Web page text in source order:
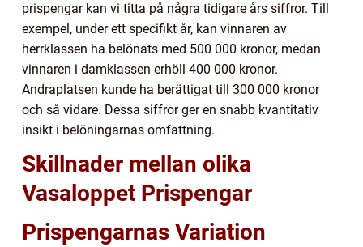
prispengar kan vi titta på några tidigare års siffror. Till
exempel, under ett specifikt år, kan vinnaren av
herrklassen ha belönats med 500 000 kronor, medan
vinnaren i damklassen erhöll 400 000 kronor.
Andraplatsen kunde ha berättigat till 300 000 kronor
och så vidare. Dessa siffror ger en snabb kvantitativ
insikt i belöningarnas omfattning.
Skillnader mellan olika
Vasaloppet Prispengar
Prispengarnas Variation